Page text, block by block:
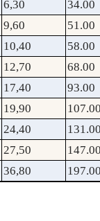
6,30 34.00
9,60 51.00
10,40 58.00
12,70 68.00
17,40 93.00
19,90 107.00
24,40 131.00
27,50 147.00
36,80 197.00